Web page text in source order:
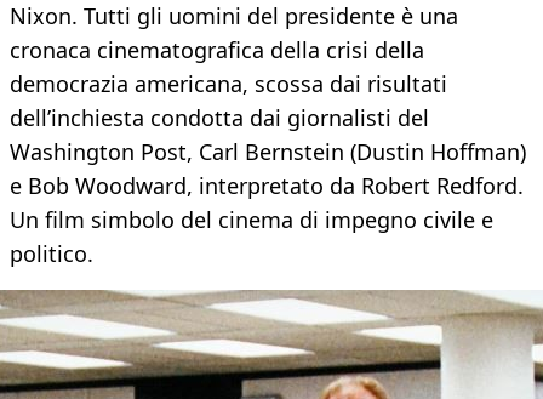
Nixon. Tutti gli uomini del presidente è una
cronaca cinematografica della crisi della
democrazia americana, scossa dai risultati
dell’inchiesta condotta dai giornalisti del
Washington Post, Carl Bernstein (Dustin Hoffman)
e Bob Woodward, interpretato da Robert Redford.
Un film simbolo del cinema di impegno civile e
politico.